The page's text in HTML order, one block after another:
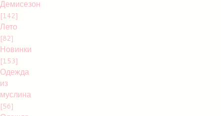
Демисезон
[142]
Лето
[82]
Новинки
[153]
Одежда
из
муслина
[56]